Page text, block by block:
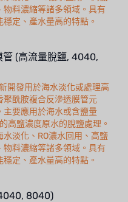
物料濃縮等諸多領域。具有
定、產水量高的特點。
管 (高流量脫鹽, 4040,
開發用於海水淡化或處理高
聚酰胺複合反滲透膜管元
主要應用於海水或含鹽量
高鹽濃度原水的脫鹽處理。
淡化、RO濃水回用、高鹽
物料濃縮等諸多領域。具有
定、產水量高的特點。
8040)